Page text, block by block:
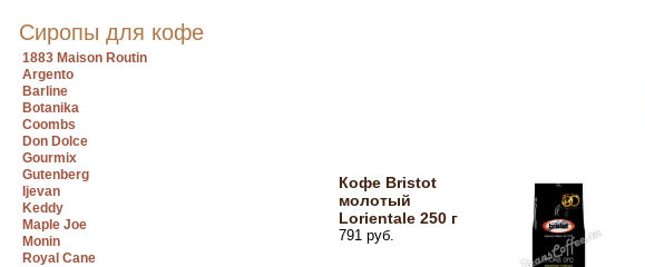
Сиропы для кофе
1883 Maison Routin
Argento
Barline
Botanika
Coombs
Don Dolce
Gourmix
Gutenberg
Ijevan
Keddy
Maple Joe
Monin
Royal Cane
Кофе Bristot
молотый
Lorientale 250 г
791 руб.